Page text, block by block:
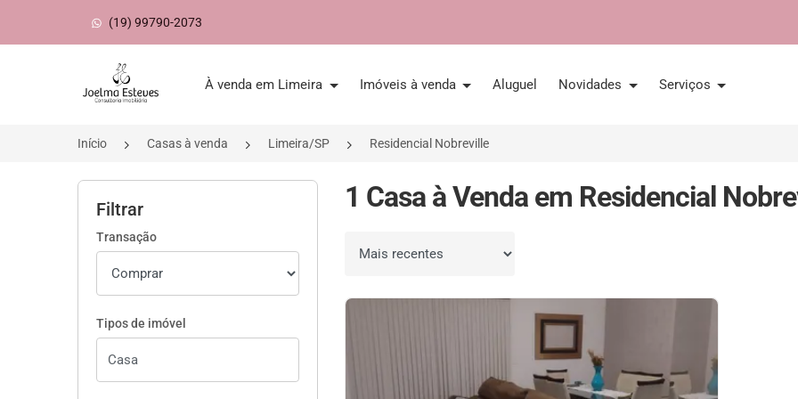
(19) 99790-2073
Página inicial
À venda em Limeira Imóveis à venda Aluguel Novidades Serviços
Início Casas à venda Limeira/SP Residencial Nobreville
Filtrar
Transação
Tipos de imóvel
1 Casa à Venda em Residencial
Ordenar por